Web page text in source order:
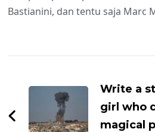
Bastianini, dan tentu saja Marc
Artikel
Write a
girl who
magical